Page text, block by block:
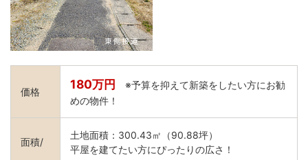
価格
180万円 ※予算を抑えて新築をしたい方にお勧
めの物件！
面積/
土地面積：300.43㎡（90.88坪）
平屋を建てたい方にぴったりの広さ！